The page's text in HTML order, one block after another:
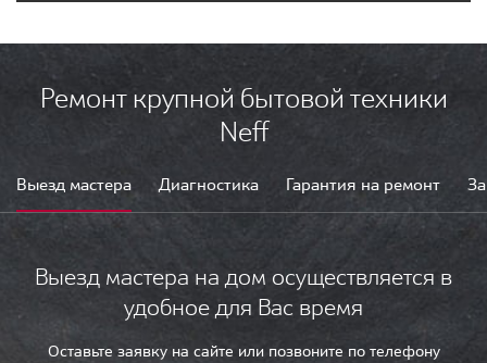
Ремонт крупной бытовой техники
Neff
Выезд мастера Диагностика Гарантия на ремонт
Выезд мастера на дом осуществляется в
удобное для Вас время
Оставьте заявку на сайте или позвоните по телефону